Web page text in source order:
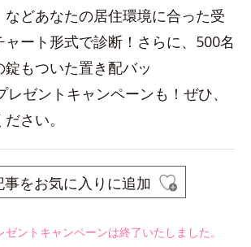
などあなたの居住環境に合った受
ート形式で診断！さらに、500名
もついた置き配バッ
レゼントキャンペーンも！ぜひ、
さい。
事をお気に入りに追加
ントキャンペーンは終了いたしました。